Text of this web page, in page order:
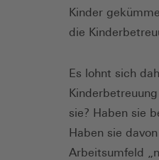
Kinder
die
Es lohnt sich
sie? Haben sie
Haben sie
Arbeitsumfeld